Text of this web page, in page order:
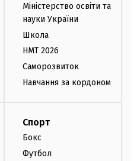
Міністерство освіти та
науки України
Школа
НМТ 2026
Саморозвиток
Навчання за кордоном
Спорт
Бокс
Футбол